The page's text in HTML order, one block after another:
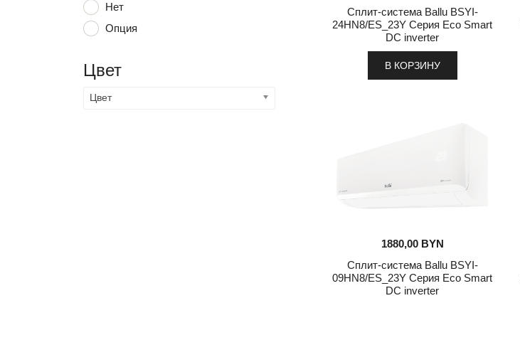
Сплит-система Ballu BSYI-
24HN8/ES_23Y Серия Eco Smart
DC inverter
В КОРЗИНУ
1880,00 BYN
Сплит-система Ballu BSYI-
09HN8/ES_23Y Серия Eco Smart
DC inverter
Нет
Опция
Цвет
Цвет